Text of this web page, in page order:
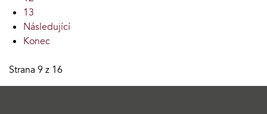
13
Následující
Konec
Strana 9 z 16